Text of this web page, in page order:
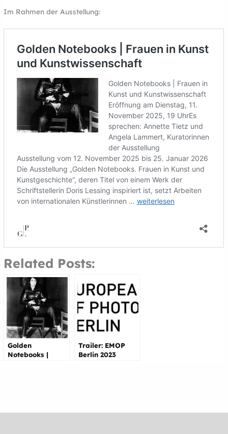
Im Rahmen der Ausstellung:
Related Posts:
Golden
Notebooks |
Trailer: EMOP
Berlin 2023